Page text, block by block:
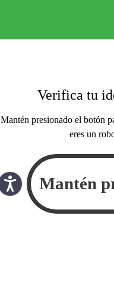
Verifica tu
Mantén presionado el botón
eres un